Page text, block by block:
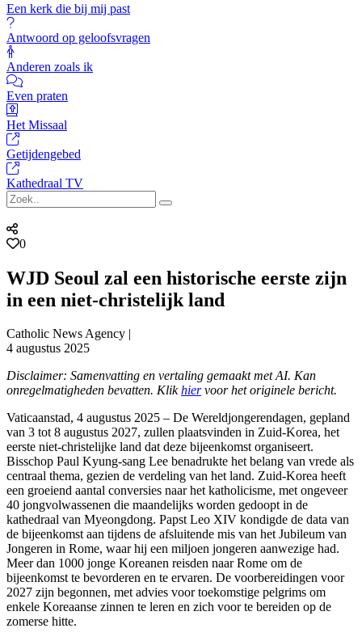
Een kerk die bij mij past
Antwoord op geloofsvragen
Anderen zoals ik
Even praten
Het Missaal
Getijdengebed
Kathedraal TV
0
WJD Seoul zal een historische eerste zijn
in een niet-christelijk land
Catholic News Agency |
4 augustus 2025
Disclaimer: Samenvatting en vertaling gemaakt met AI. Kan
onregelmatigheden bevatten. Klikhiervoor het originele bericht.
Vaticaanstad, 4 augustus 2025 – De Wereldjongerendagen, gepland
van 3 tot 8 augustus 2027, zullen plaatsvinden in Zuid-Korea, het
eerste niet-christelijke land dat deze bijeenkomst organiseert.
Bisschop Paul Kyung-sang Lee benadrukte het belang van vrede als
centraal thema, gezien de verdeling van het land. Zuid-Korea heeft
een groeiend aantal conversies naar het katholicisme, met ongeveer
40 jongvolwassenen die maandelijks worden gedoopt in de
kathedraal van Myeongdong. Papst Leo XIV kondigde de data van
de bijeenkomst aan tijdens de afsluitende mis van het Jubileum van
Jongeren in Rome, waar hij een miljoen jongeren aanwezige had.
Meer dan 1000 jonge Koreanen reisden naar Rome om de
bijeenkomst te bevorderen en te ervaren. De voorbereidingen voor
2027 zijn begonnen, met advies voor toekomstige pelgrims om
enkele Koreaanse zinnen te leren en zich voor te bereiden op de
zomerse hitte.